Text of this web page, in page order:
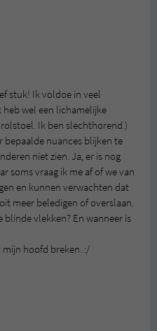
stuk! Ik voldoe in veel
heb wel een lichamelijke
Ik ben slechthorend.)
bepaalde nuances blijken te
niet zien. Ja, er is nog
soms vraag ik me af of we van
en kunnen verwachten dat
meer beledigen of overslaan.
vlekken? En wanneer is
hoofd breken. :/